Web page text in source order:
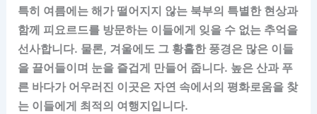
특히 여름에는 해가 떨어지지 않는 북부의 특별한 현상과
함께 피요르드를 방문하는 이들에게 잊을 수 없는 추억을
선사합니다. 물론, 겨울에도 그 황홀한 풍경은 많은 이들
을 끌어들이며 눈을 즐겁게 만들어 줍니다. 높은 산과 푸
른 바다가 어우러진 이곳은 자연 속에서의 평화로움을 찾
는 이들에게 최적의 여행지입니다.